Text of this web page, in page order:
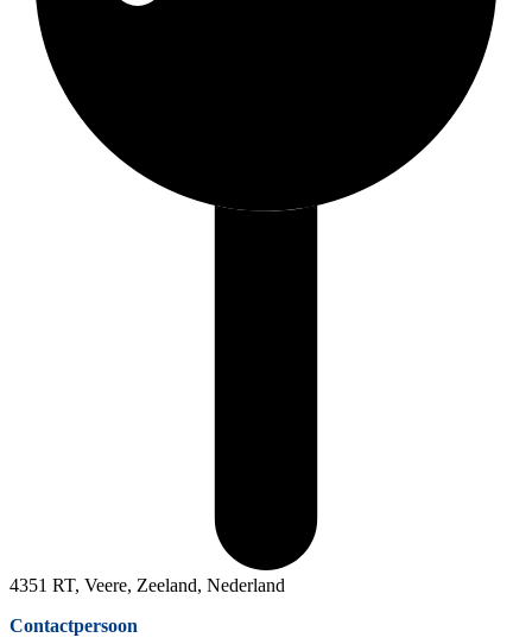
4351 RT, Veere, Zeeland, Nederland
Contactpersoon